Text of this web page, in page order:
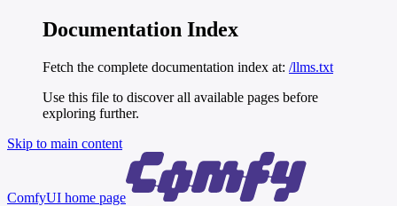
Documentation Index
Fetch the complete documentation index at: /llms.txt
Use this file to discover all available pages before
exploring further.
Skip to main content
ComfyUI home page